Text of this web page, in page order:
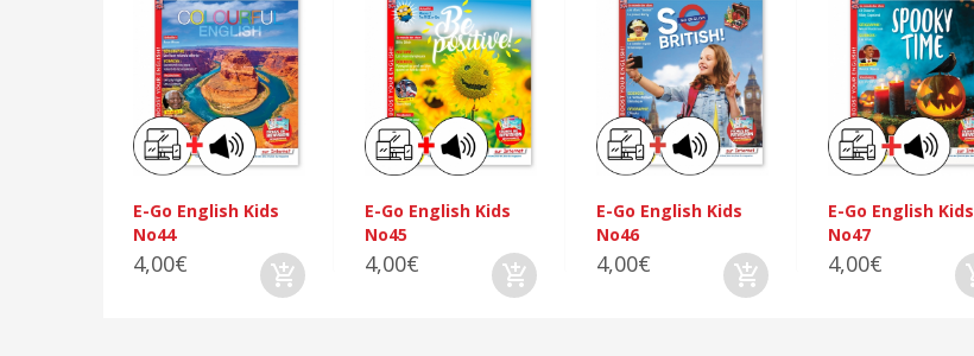
E-Go English Kids
No44
4,00€
E-Go English Kids
No45
4,00€
E-Go English Kids
No46
4,00€
E-Go English Kids
No47
4,00€